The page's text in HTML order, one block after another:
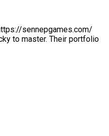
sennepgames.com/
to master. Their portfolio